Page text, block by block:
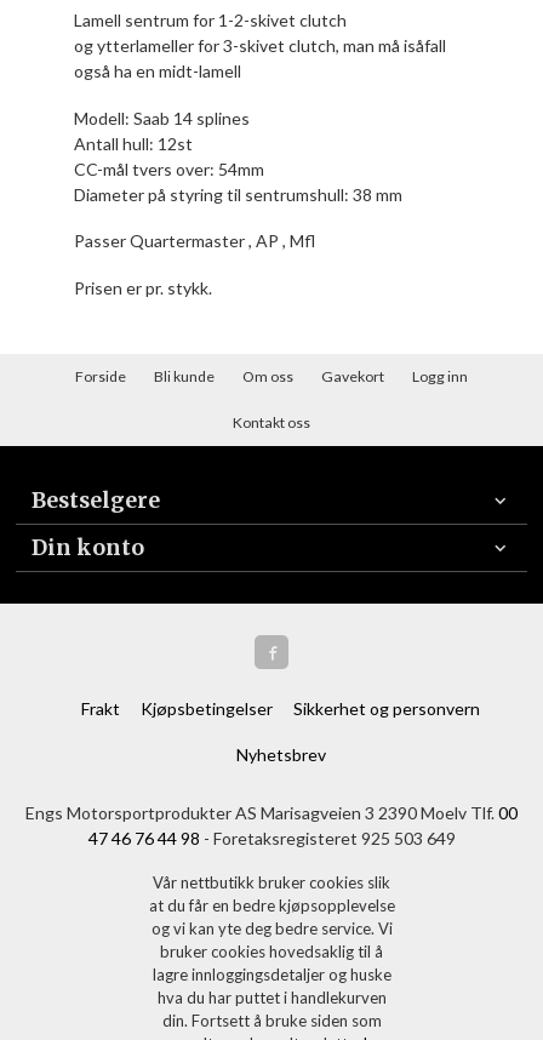
Lamell sentrum for 1-2-skivet clutch
og ytterlameller for 3-skivet clutch, man må isåfall
også ha en midt-lamell
Modell: Saab 14 splines
Antall hull: 12st
CC-mål tvers over: 54mm
Diameter på styring til sentrumshull: 38 mm
Passer Quartermaster , AP , Mfl
Prisen er pr. stykk.
Forside Bli kunde Om oss Gavekort Logg inn
Kontakt oss
Bestselgere
Din konto
Frakt Kjøpsbetingelser Sikkerhet og personvern
Nyhetsbrev
Engs Motorsportprodukter AS Marisagveien 3 2390 Moelv Tlf.00
47 46 76 44 98 - Foretaksregisteret 925 503 649
Vår nettbutikk bruker cookies slik
at du får en bedre kjøpsopplevelse
og vi kan yte deg bedre service. Vi
bruker cookies hovedsaklig til å
lagre innloggingsdetaljer og huske
hva du har puttet i handlekurven
din. Fortsett å bruke siden som